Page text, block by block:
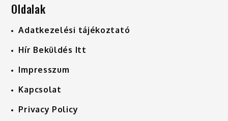
Oldalak
Adatkezelési tájékoztató
Hír Beküldés Itt
Impresszum
Kapcsolat
Privacy Policy